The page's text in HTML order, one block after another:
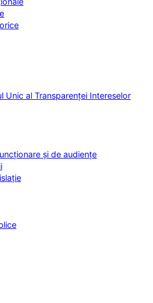
Unic al Transparenței Intereselor
și de audiențe